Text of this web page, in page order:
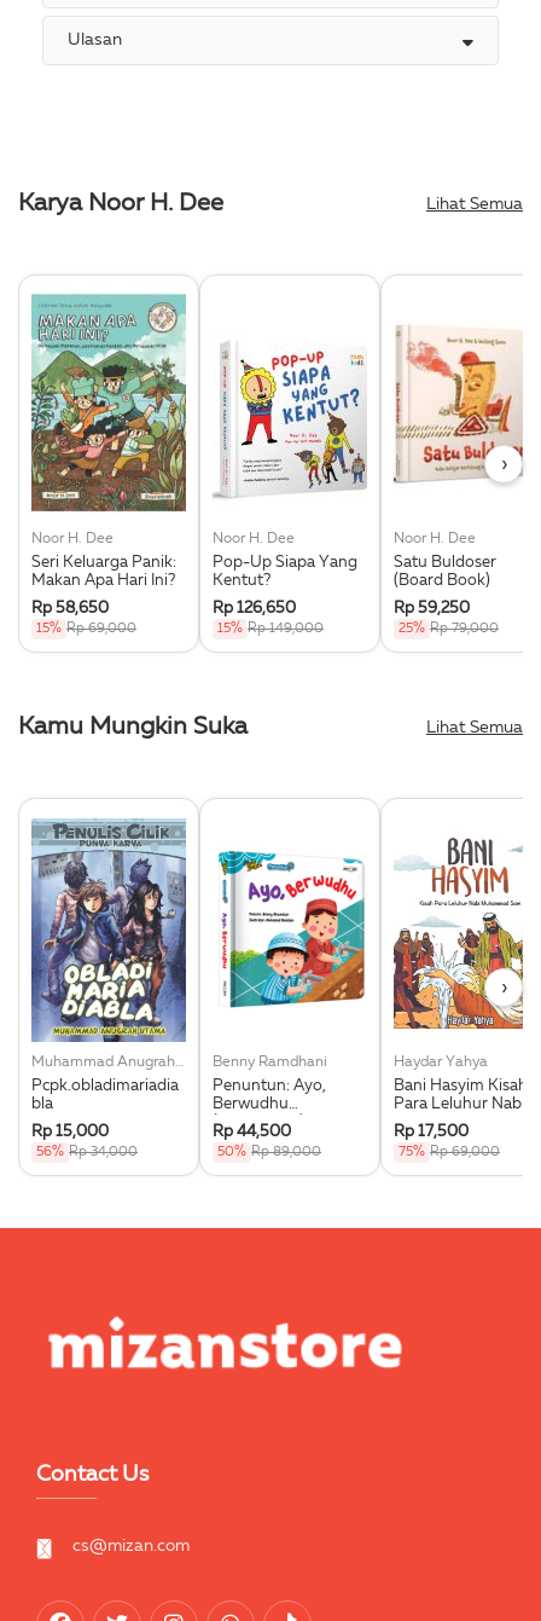
Ulasan
Karya Noor H. Dee Lihat Semua
Noor H. Dee
Seri Keluarga Panik:
Makan Apa Hari Ini?
Rp 58,650
15% Rp 69,000
Noor H. Dee
Pop-Up Siapa Yang
Kentut?
Rp 126,650
15% Rp 149,000
Noor H. Dee
Satu Buldoser
(Board Book)
Rp 59,250
25% Rp 79,000
›
Kamu Mungkin Suka Lihat Semua
Muhammad Anugrah Utama
Pcpk.obladimariadia
bla
Rp 15,000
56% Rp 34,000
Benny Ramdhani
Penuntun: Ayo,
Berwudhu
(Boardbook)
Rp 44,500
50% Rp 89,000
Haydar Yahya
Bani Hasyim Kisah
Para Leluhur Nabi
Muhammad Saw.
Rp 17,500
75% Rp 69,000
›
Contact Us
cs@mizan.com